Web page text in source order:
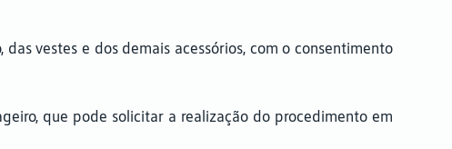
vestes e dos demais acessórios, com o consentimento
que pode solicitar a realização do procedimento em